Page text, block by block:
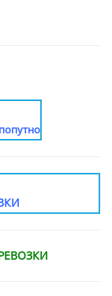
попутно